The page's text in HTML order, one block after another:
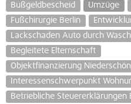
Bußgeldbescheid
Umzüge
Fußchirurgie Berlin
Lackschaden Auto durch
Begleitete Elternschaft
Objektfinanzierung
Interessenschwerpunkt
Betriebliche Steuererklärungen